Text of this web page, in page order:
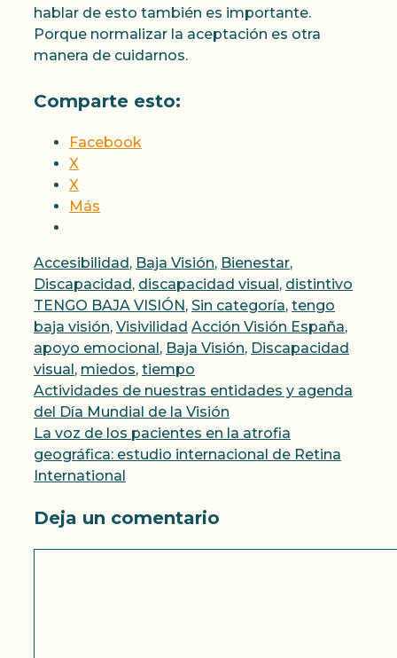
hablar de esto también es importante.
Porque normalizar la aceptación es otra
manera de cuidarnos.
Comparte esto:
Facebook
X
X
Más
Categorías
Accesibilidad, Baja Visión, Bienestar,
Discapacidad, discapacidad visual, distintivo
TENGO BAJA VISIÓN, Sin categoría, tengo
baja visión, Visivilidad Etiquetas
Acción Visión España,
apoyo emocional, Baja Visión, Discapacidad
visual, miedos, tiempo
Actividades de nuestras entidades y agenda
del Día Mundial de la Visión
La voz de los pacientes en la atrofia
geográfica: estudio internacional de Retina
International
Deja un comentario